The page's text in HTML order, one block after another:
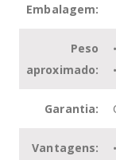
Embalagem:
Peso
aproximado:
Garantia:
Vantagens: